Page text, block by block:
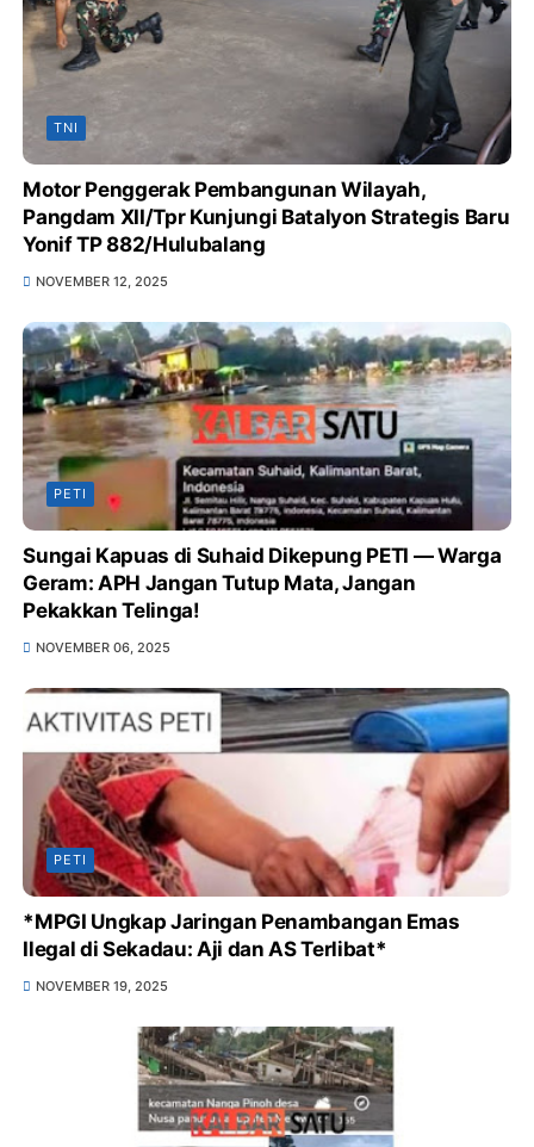
TNI
Motor Penggerak Pembangunan Wilayah,
Pangdam XII/Tpr Kunjungi Batalyon Strategis Baru
Yonif TP 882/Hulubalang
NOVEMBER 12, 2025
PETI
Sungai Kapuas di Suhaid Dikepung PETI — Warga
Geram: APH Jangan Tutup Mata, Jangan
Pekakkan Telinga!
NOVEMBER 06, 2025
PETI
*MPGI Ungkap Jaringan Penambangan Emas
Ilegal di Sekadau: Aji dan AS Terlibat*
NOVEMBER 19, 2025